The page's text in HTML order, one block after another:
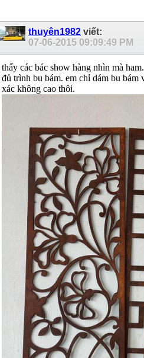
thuyên1982 viết:
07-06-2015 09:09:49 PM
thấy các bác show hàng nhìn mà
đủ trình bu bám. em chỉ dám bu
xác không cao thôi.